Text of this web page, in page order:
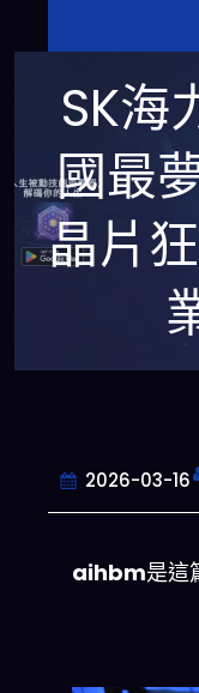
SK海
國最
晶片
2026-03-16
aihbm是這